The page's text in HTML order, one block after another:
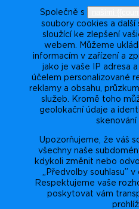
Společně s
soubory cookies a
sloužící ke zlepšení
webem. Můžeme
informacím v zařízení a
jako je vaše IP adresa
účelem personalizované
reklamy a obsahu,
služeb. Kromě toho
geolokační údaje a
skenování
Upozorňujeme, že váš
všechny naše
kdykoli změnit nebo
„Předvolby souhlasu”
Respektujeme vaše
poskytovat vám